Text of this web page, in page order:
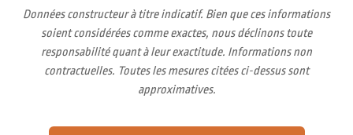
Données constructeur à titre indicatif. Bien que ces informations
soient considérées comme exactes, nous déclinons toute
responsabilité quant à leur exactitude. Informations non
contractuelles. Toutes les mesures citées ci-dessus sont
approximatives.